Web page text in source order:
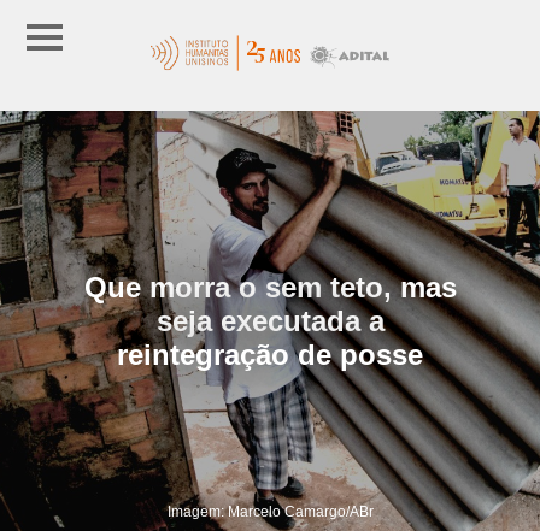
Que morra o sem teto, mas
seja executada a
reintegração de posse
Imagem: Marcelo Camargo/ABr